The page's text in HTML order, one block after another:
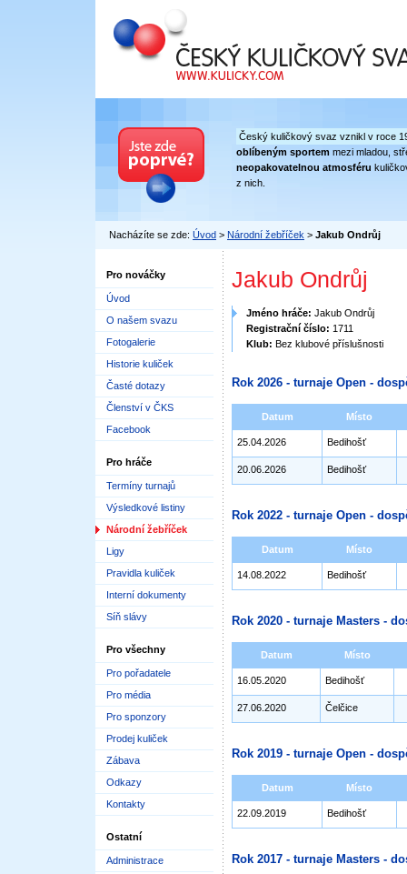
Český kuličkový svaz
Český kuličkový svaz vznikl v roce
oblíbeným sportem mezi mladou,
neopakovatelnou atmosféru
z nich.
Nacházíte se zde: Úvod > Národní žebříček > Jakub Ondrůj
Pro nováčky
Úvod
O našem svazu
Fotogalerie
Historie kuliček
Časté dotazy
Členství v ČKS
Facebook
Pro hráče
Termíny turnajů
Výsledkové listiny
Národní žebříček
Ligy
Pravidla kuliček
Interní dokumenty
Síň slávy
Pro všechny
Pro pořadatele
Pro média
Pro sponzory
Prodej kuliček
Zábava
Odkazy
Kontakty
Ostatní
Administrace
Jakub Ondrůj
Jméno hráče: Jakub Ondrůj
Registrační číslo: 1711
Klub: Bez klubové příslušnosti
Rok 2026 - turnaje Open -
Datum Místo
25.04.2026 Bedihošť
20.06.2026 Bedihošť
Rok 2022 - turnaje Open -
Datum Místo
14.08.2022 Bedihošť
Rok 2020 - turnaje Masters -
Datum Místo
16.05.2020 Bedihošť
27.06.2020 Čelčice
Rok 2019 - turnaje Open -
Datum Místo
22.09.2019 Bedihošť
Rok 2017 - turnaje Masters -